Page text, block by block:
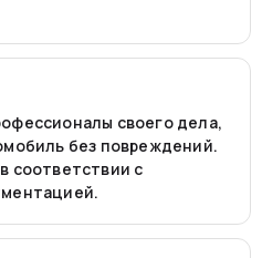
своего дела,
без повреждений.
соответствии с